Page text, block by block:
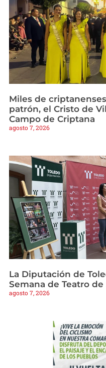
Miles de
patrón, el Cristo de
Campo de Criptana
agosto 7, 2026
La Diputación de
Semana de Teatro de
agosto 7, 2026